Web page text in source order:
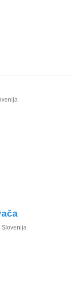
Slovenija